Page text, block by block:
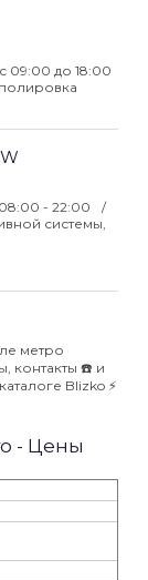
09:00 до 18:00
- 22:00
системы,
метро
контакты ☎️ и
Blizko ⚡️
- Цены